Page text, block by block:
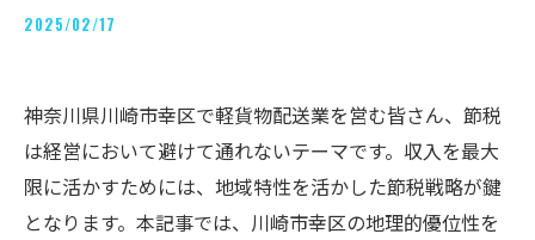
2025/02/17
神奈川県川崎市幸区で軽貨物配送業を営む皆さん、節税
は経営において避けて通れないテーマです。収入を最大
限に活かすためには、地域特性を活かした節税戦略が鍵
となります。本記事では、川崎市幸区の地理的優位性を